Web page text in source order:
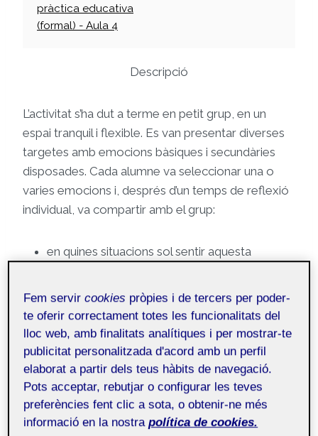
pràctica educativa
(formal) - Aula 4
Descripció
L’activitat s’ha dut a terme en petit grup, en un
espai tranquil i flexible. Es van presentar diverses
targetes amb emocions bàsiques i secundàries
disposades. Cada alumne va seleccionar una o
varies emocions i, després d’un temps de reflexió
individual, va compartir amb el grup:
en quines situacions sol sentir aquesta
com la nota al cos,
i què l’ajuda quan apareix.
La dinàmica es va desenvolupar en un ambient de
respecte, amb escolta activa per part del grup i
amb l’acompanyament del/la psicopedagog/a,
que va facilitar la verbalització i va validar totes les
emocions expressades.
Fem servircookies pròpies i de tercers per poder-
te oferir correctament totes les funcionalitats del
lloc web, amb finalitats analítiques i per mostrar-te
publicitat personalitzada d'acord amb un perfil
elaborat a partir dels teus hàbits de navegació.
Pots acceptar, rebutjar o configurar les teves
preferències fent clic a sota, o obtenir-ne més
informació en la nostra política de cookies.